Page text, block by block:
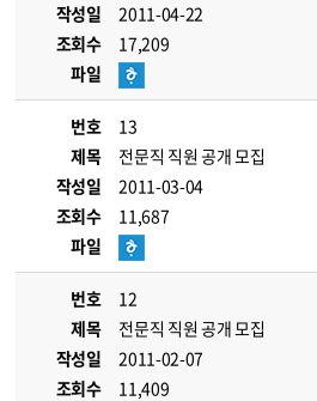
작성일
2011-04-22
조회수
17,209
파일
번호
13
제목
전문직 직원 공개 모집
작성일
2011-03-04
조회수
11,687
파일
번호
12
제목
전문직 직원 공개 모집
작성일
2011-02-07
조회수
11,409